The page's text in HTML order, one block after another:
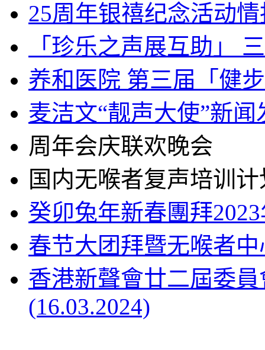
25周年银禧纪念活动
「珍乐之声展互助」
养和医院 第三届「健
麦洁文“靓声大使”新闻
周年会庆联欢晚会
国内无喉者复声培训计
癸卯兔年新春團拜
春节大团拜暨无喉者
香港新聲會廿二屆委
(16.03.2024)